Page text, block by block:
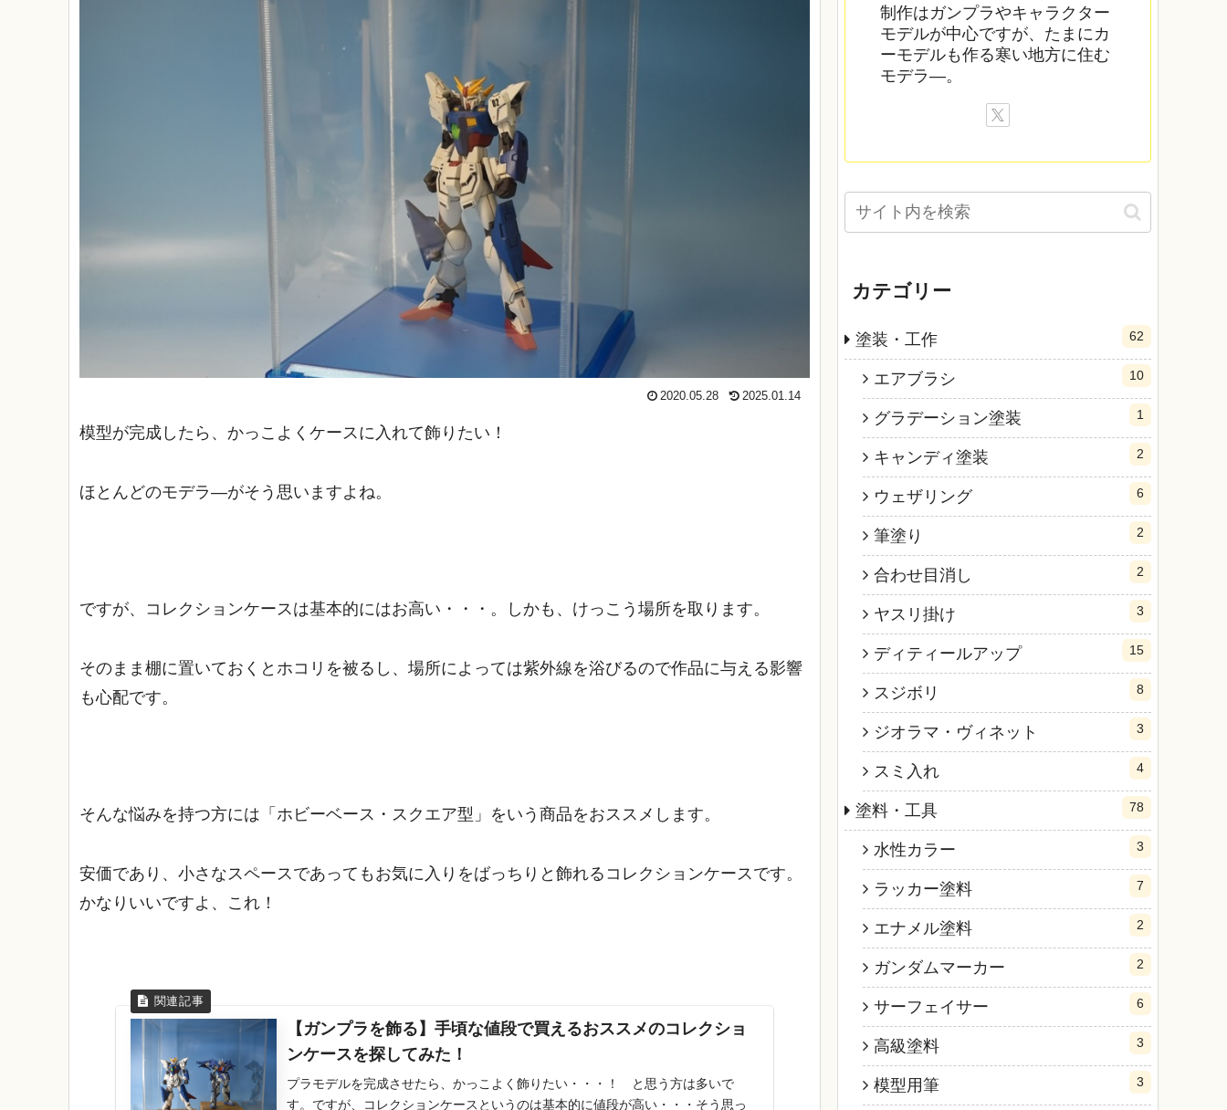
2020.05.28 2025.01.14
模型が完成したら、かっこよくケースに入れて飾りたい！
ほとんどのモデラ―がそう思いますよね。
ですが、コレクションケースは基本的にはお高い・・・。しかも、けっこう場所を取ります。
そのまま棚に置いておくとホコリを被るし、場所によっては紫外線を浴びるので作品に与える影響
も心配です。
そんな悩みを持つ方には「ホビーベース・スクエア型」をいう商品をおススメします。
安価であり、小さなスペースであってもお気に入りをばっちりと飾れるコレクションケースです。
かなりいいですよ、これ！
【ガンプラを飾る】手頃な値段で買えるおススメのコレクショ
ンケースを探してみた！
プラモデルを完成させたら、かっこよく飾りたい・・・！ と思う方は多いで
す。ですが、コレクションケースというのは基本的に値段が高い・・・そう思っ
制作はガンプラやキャラクター
モデルが中心ですが、たまにカ
ーモデルも作る寒い地方に住む
モデラ―。
カテゴリー
塗装・工作 62
エアブラシ 10
グラデーション塗装 1
キャンディ塗装 2
ウェザリング 6
筆塗り 2
合わせ目消し 2
ヤスリ掛け 3
ディティールアップ 15
スジボリ 8
ジオラマ・ヴィネット 3
スミ入れ 4
塗料・工具 78
水性カラー 3
ラッカー塗料 7
エナメル塗料 2
ガンダムマーカー 2
サーフェイサー 6
高級塗料 3
模型用筆 3